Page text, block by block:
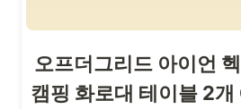
오프더그리드 아이언
캠핑 화로대 테이블 2